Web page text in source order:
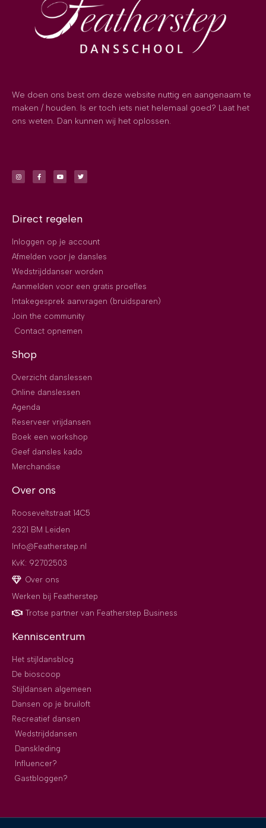
We doen ons best om deze website nuttig en aangenaam te
maken / houden. Is er toch iets niet helemaal goed? Laat het
ons weten. Dan kunnen wij het oplossen.
Direct regelen
Inloggen op je account
Afmelden voor je dansles
Wedstrijddanser worden
Aanmelden voor een gratis proefles
Intakegesprek aanvragen (bruidsparen)
Join the community
Contact opnemen
Shop
Overzicht danslessen
Online danslessen
Agenda
Reserveer vrijdansen
Boek een workshop
Geef dansles kado
Merchandise
Over ons
Rooseveltstraat 14C5
2321 BM Leiden
Info@Featherstep.nl
KvK: 92702503
Over ons
Werken bij Featherstep
Trotse partner van Featherstep Business
Kenniscentrum
Het stijldansblog
De bioscoop
Stijldansen algemeen
Dansen op je bruiloft
Recreatief dansen
Wedstrijddansen
Danskleding
Influencer?
Gastbloggen?